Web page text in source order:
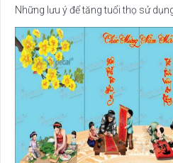
Những lưu ý để tăng tuổi thọ sử